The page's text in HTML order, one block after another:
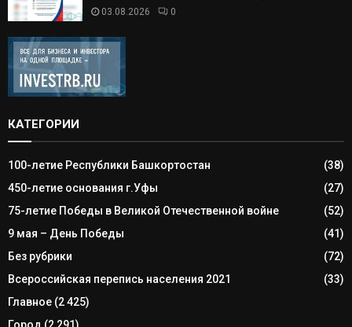
03.08.2026 0
КАТЕГОРИИ
100-летие Республики Башкортостан
(38)
450-летие основания г.Уфы
(27)
75-летие Победы в Великой Отечественной войне
(52)
9 мая – День Победы
(41)
Без рубрики
(72)
Всероссийская перепись населения 2021
(33)
Главное (2 425)
Город (2 291)